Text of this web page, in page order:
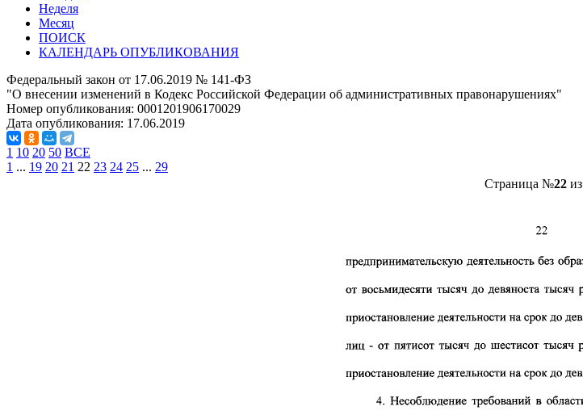
Неделя
Месяц
ПОИСК
КАЛЕНДАРЬ ОПУБЛИКОВАНИЯ
Федеральный закон от 17.06.2019 № 141-ФЗ
"О внесении изменений в Кодекс Российской Федерации об административных правонарушениях"
Номер опубликования: 0001201906170029
Дата опубликования: 17.06.2019
1 10 20 50 ВСЕ
1 ... 19 20 21 22 23 24 25 ... 29
Страница №22из